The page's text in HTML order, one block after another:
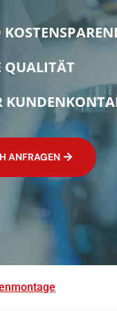
QUALITÄT
ANFRAGEN